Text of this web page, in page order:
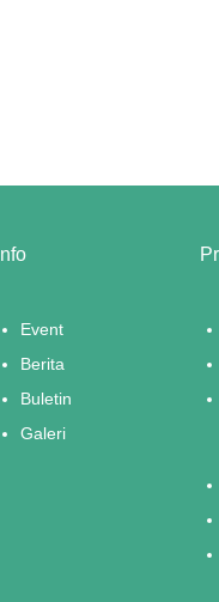
Info
Event
Berita
Buletin
Galeri